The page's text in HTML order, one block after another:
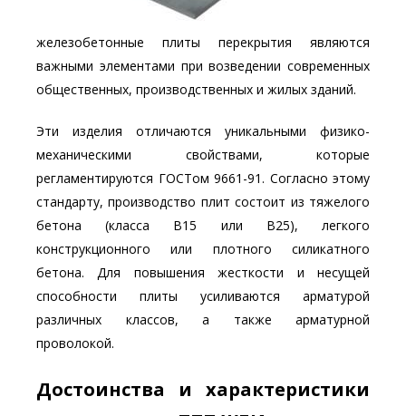
железобетонные плиты перекрытия являются
важными элементами при возведении современных
общественных, производственных и жилых зданий.
Эти изделия отличаются уникальными физико-
механическими свойствами, которые
регламентируются ГОСТом 9661-91. Согласно этому
стандарту, производство плит состоит из тяжелого
бетона (класса В15 или В25), легкого
конструкционного или плотного силикатного
бетона. Для повышения жесткости и несущей
способности плиты усиливаются арматурой
различных классов, а также арматурной
проволокой.
Достоинства и характеристики